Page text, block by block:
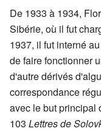
De 1933 à 1934,
Sibérie, où il fut
1937, il fut interné
de faire fonctionner
d'autre dérivés
correspondance
avec le but principal
103 Lettres de